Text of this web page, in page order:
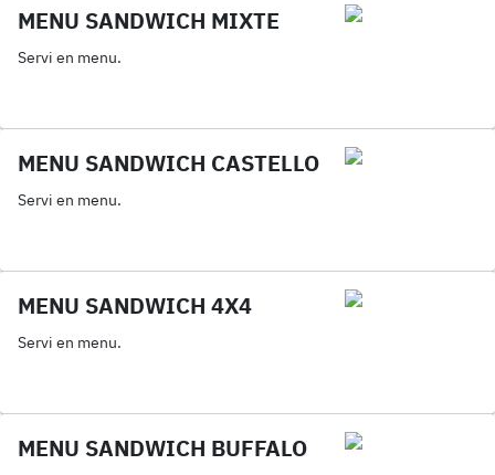
MENU SANDWICH MIXTE
Servi en menu.
MENU SANDWICH CASTELLO
Servi en menu.
MENU SANDWICH 4X4
Servi en menu.
MENU SANDWICH BUFFALO